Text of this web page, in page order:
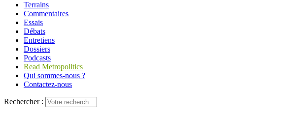
Terrains
Commentaires
Essais
Débats
Entretiens
Dossiers
Podcasts
Read Metropolitics
Qui sommes-nous ?
Contactez-nous
Rechercher :